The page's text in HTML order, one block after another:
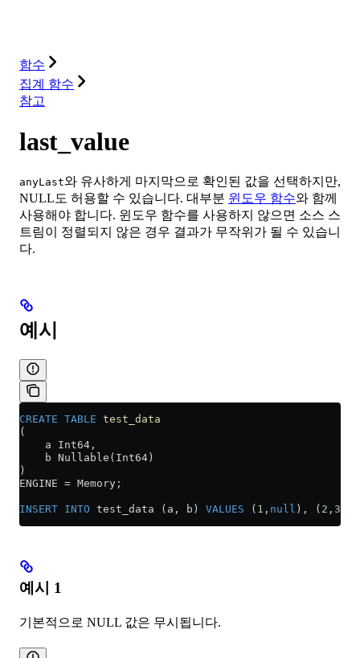
함수
집계 함수
참고
last_value
anyLast와 유사하게 마지막으로 확인된 값을 선택하지만,
NULL도 허용할 수 있습니다. 대부분 윈도우 함수와 함께
사용해야 합니다. 윈도우 함수를 사용하지 않으면 소스 스
트림이 정렬되지 않은 경우 결과가 무작위가 될 수 있습니
다.
예시
CREATE TABLE test_data
(
    a Int64,
    b Nullable(Int64)
)
ENGINE = Memory;
INSERT INTO test_data (a, b) VALUES ( 1 , null ), ( 2 , 3
예시 1
기본적으로 NULL 값은 무시됩니다.